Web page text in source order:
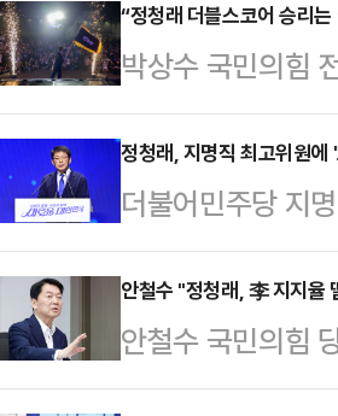
을 향해 "이재명
오후 고양시 일산
회' 영상축사에서
경제성장과 복지
위대한 국민과 함
는 언제나 시대의
“정청래 더블스코어 승리
박상수 국민의힘
사 관련 의혹을 수
“이재명 대통령의
되고 있다”고 분
그램 ‘나라가TV’
있으면서 비판 능
체적 작동 원리를
이다. 특정 시점…
정청래, 지명직 최고위원
더불어민주당 지
안·신안군)이 지
최고위원회의에
서 최고위원 임명
대표는 "호남의
안철수 "정청래, 李 지지율
안철수 국민의힘
민주당 대표가 독